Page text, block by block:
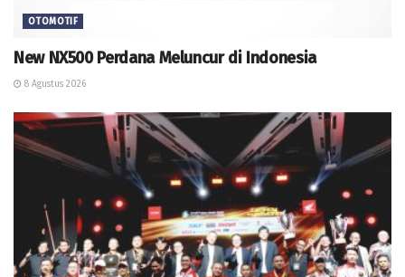
OTOMOTIF
New NX500 Perdana Meluncur di Indonesia
8 Agustus 2026